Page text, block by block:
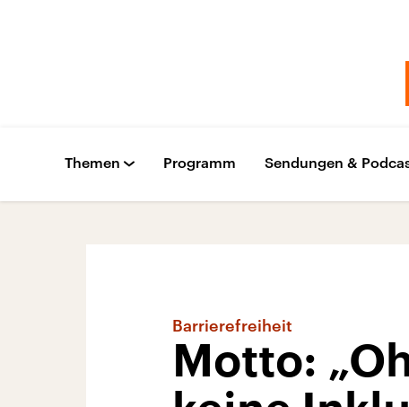
Themen Programm Sendungen &
Barrierefreiheit
Motto: